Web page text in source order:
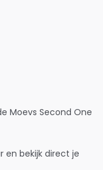
Moevs Second One
en bekijk direct je